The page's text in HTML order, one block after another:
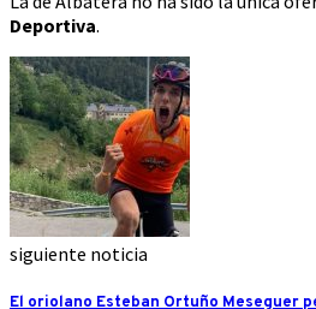
Deportiva.
siguiente noticia
El oriolano Esteban Ortuño Meseguer